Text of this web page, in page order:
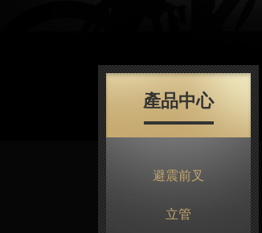
產品中心
避震前叉
立管